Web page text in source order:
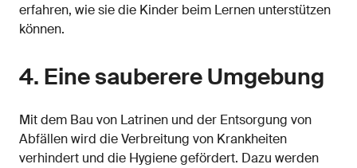
erfahren, wie sie die Kinder beim Lernen unterstützen
können.
4. Eine sauberere Umgebung
Mit dem Bau von Latrinen und der Entsorgung von
Abfällen wird die Verbreitung von Krankheiten
verhindert und die Hygiene gefördert. Dazu werden